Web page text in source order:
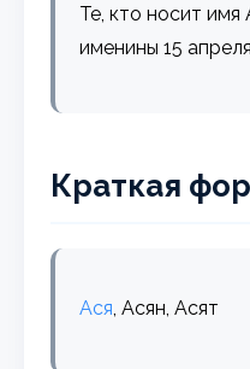
Те, кто носит
именины 15
Краткая
Ася, Асян, Асят